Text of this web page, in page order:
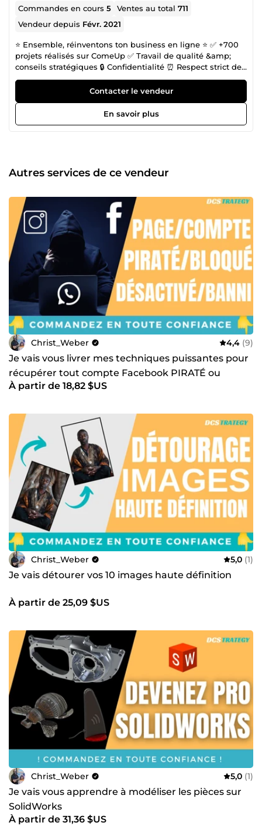
Commandes en cours5 Ventes au total711
Vendeur depuis Févr. 2021
⭐️ Ensemble, réinventons ton business en ligne ⭐️ ✅ +700
projets réalisés sur ComeUp ✅ Travail de qualité &amp;
conseils stratégiques 🔒 Confidentialité ⏰ Respect strict des
délais 👋 Je suis Christ, fondateur de l’agence
DCSTRATEGY. Avec mon équipe, j’accompagne les auteurs
et entrepreneurs sur Amazon KDP et le marketing digital à
360° pour construire un business rentable. 💬 Contacte-moi
dès maintenant pour transformer ton projet en résultats
Contacter le vendeur
En savoir plus
Autres services de ce vendeur
Christ_Weber 4,4 (9)
Je vais vous livrer mes techniques puissantes pour
récupérer tout compte Facebook PIRATÉ ou
BANNI
À partir de 18,82 $US
Christ_Weber 5,0 (1)
Je vais détourer vos 10 images haute définition
À partir de 25,09 $US
Christ_Weber 5,0 (1)
Je vais vous apprendre à modéliser les pièces sur
SolidWorks
À partir de 31,36 $US